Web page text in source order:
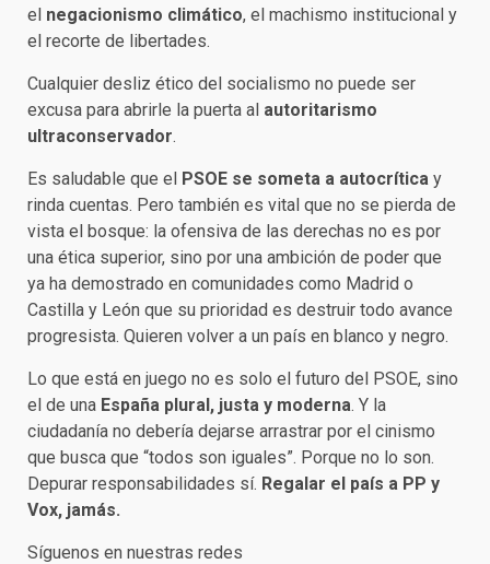
el negacionismo climático, el machismo institucional y
el recorte de libertades.
Cualquier desliz ético del socialismo no puede ser
excusa para abrirle la puerta al autoritarismo
ultraconservador.
Es saludable que el PSOE se someta a autocrítica y
rinda cuentas. Pero también es vital que no se pierda de
vista el bosque: la ofensiva de las derechas no es por
una ética superior, sino por una ambición de poder que
ya ha demostrado en comunidades como Madrid o
Castilla y León que su prioridad es destruir todo avance
progresista. Quieren volver a un país en blanco y negro.
Lo que está en juego no es solo el futuro del PSOE, sino
el de una España plural, justa y moderna. Y la
ciudadanía no debería dejarse arrastrar por el cinismo
que busca que “todos son iguales”. Porque no lo son.
Depurar responsabilidades sí. Regalar el país a PP y
Vox, jamás.
Síguenos en nuestras redes